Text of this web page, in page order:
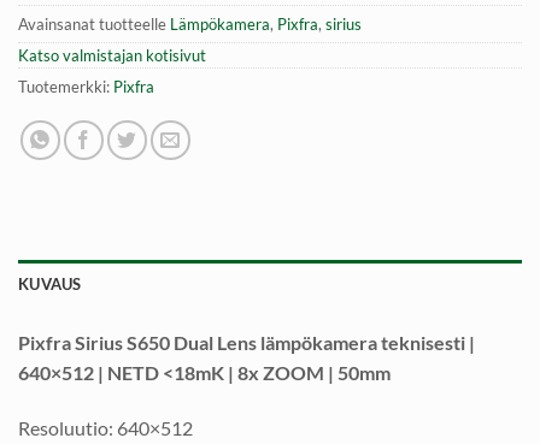
Avainsanat tuotteelle Lämpökamera, Pixfra, sirius
Katso valmistajan kotisivut
Tuotemerkki: Pixfra
KUVAUS
Pixfra Sirius S650 Dual Lens lämpökamera teknisesti |
640×512 | NETD <18mK | 8x ZOOM | 50mm
Resoluutio: 640×512